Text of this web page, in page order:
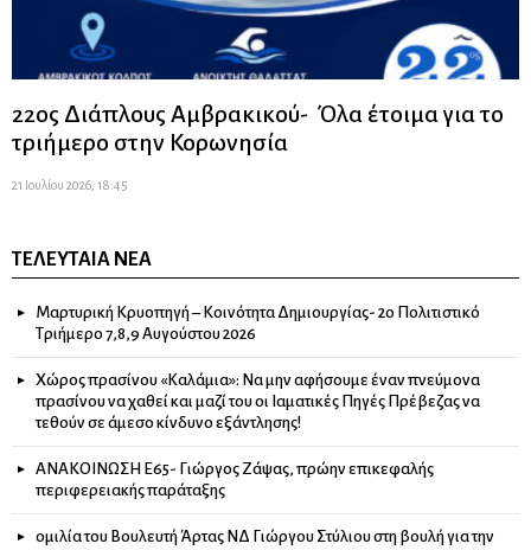
22ος Διάπλους Αμβρακικού- Όλα έτοιμα για το
τριήμερο στην Κορωνησία
21 Ιουλίου 2026, 18:45
ΤΕΛΕΥΤΑΊΑ ΝΈΑ
Μαρτυρική Κρυοπηγή – Κοινότητα Δημιουργίας- 2ο Πολιτιστικό
Τριήμερο 7,8,9 Αυγούστου 2026
Χώρος πρασίνου «Καλάμια»: Να μην αφήσουμε έναν πνεύμονα
πρασίνου να χαθεί και μαζί του οι Ιαματικές Πηγές Πρέβεζας να
τεθούν σε άμεσο κίνδυνο εξάντλησης!
ΑΝΑΚΟΙΝΩΣΗ Ε65- Γιώργος Ζάψας, πρώην επικεφαλής
περιφερειακής παράταξης
ομιλία του Βουλευτή Άρτας ΝΔ Γιώργου Στύλιου στη βουλή για την